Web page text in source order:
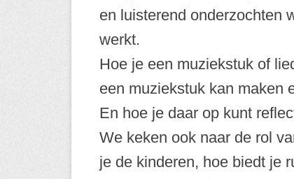
en luisterend onderzochten
werkt.
Hoe je een muziekstuk of
een muziekstuk kan maken
En hoe je daar op kunt
We keken ook naar de rol
je de kinderen, hoe biedt je